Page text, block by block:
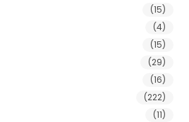
(15)
(4)
(15)
(29)
(16)
(222)
(11)